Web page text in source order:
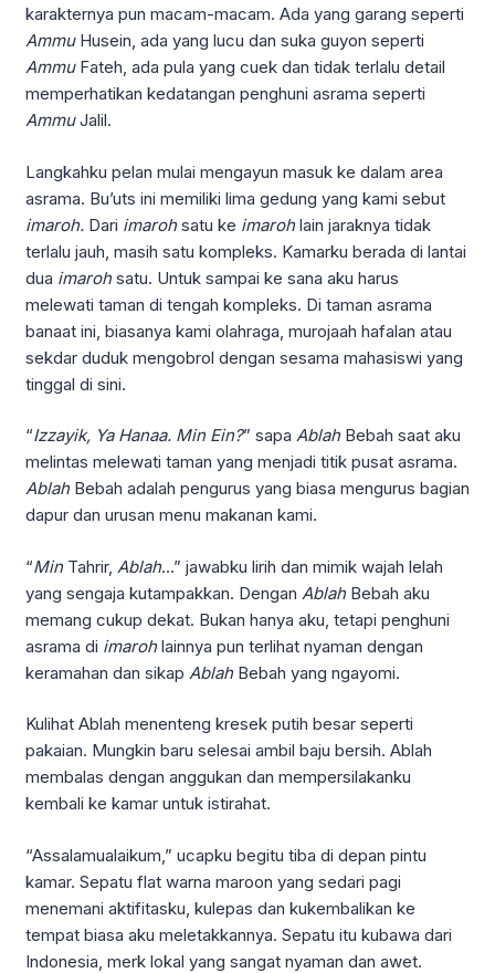
karakternya pun macam-macam. Ada yang garang seperti
AmmuHusein, ada yang lucu dan suka guyon seperti
AmmuFateh, ada pula yang cuek dan tidak terlalu detail
memperhatikan kedatangan penghuni asrama seperti
AmmuJalil.
Langkahku pelan mulai mengayun masuk ke dalam area
asrama. Bu’uts ini memiliki lima gedung yang kami sebut
imaroh. Dari imarohsatu ke imarohlain jaraknya tidak
terlalu jauh, masih satu kompleks. Kamarku berada di lantai
dua imarohsatu. Untuk sampai ke sana aku harus
melewati taman di tengah kompleks. Di taman asrama
banaat ini, biasanya kami olahraga, murojaah hafalan atau
sekdar duduk mengobrol dengan sesama mahasiswi yang
tinggal di sini.
“Izzayik, Ya Hanaa. Min Ein?” sapa AblahBebah saat aku
melintas melewati taman yang menjadi titik pusat asrama.
AblahBebah adalah pengurus yang biasa mengurus bagian
dapur dan urusan menu makanan kami.
“MinTahrir, Ablah…” jawabku lirih dan mimik wajah lelah
yang sengaja kutampakkan. Dengan Ablah Bebah aku
memang cukup dekat. Bukan hanya aku, tetapi penghuni
asrama di imarohlainnya pun terlihat nyaman dengan
keramahan dan sikap AblahBebah yang ngayomi.
Kulihat Ablah menenteng kresek putih besar seperti
pakaian. Mungkin baru selesai ambil baju bersih. Ablah
membalas dengan anggukan dan mempersilakanku
kembali ke kamar untuk istirahat.
“Assalamualaikum,” ucapku begitu tiba di depan pintu
kamar. Sepatu flat warna maroon yang sedari pagi
menemani aktifitasku, kulepas dan kukembalikan ke
tempat biasa aku meletakkannya. Sepatu itu kubawa dari
Indonesia, merk lokal yang sangat nyaman dan awet.